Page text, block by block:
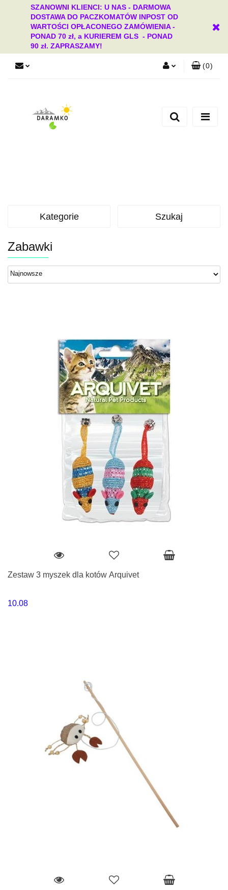
SZANOWNI KLIENCI: U NAS - DARMOWA
DOSTAWA DO PACZKOMATÓW INPOST OD
WARTOŚCI OPŁACONEGO ZAMÓWIENIA -
PONAD 70 zł, a KURIEREM GLS - PONAD
90 zł. ZAPRASZAMY!
Dodaj zgłoszenie
(0)
Kategorie Szukaj
Zabawki
Zestaw 3 myszek dla kotów Arquivet
10.08